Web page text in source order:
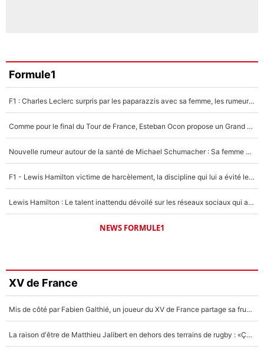
Formule1
F1 : Charles Leclerc surpris par les paparazzis avec sa femme, les rumeurs étaient vraies !
Comme pour le final du Tour de France, Esteban Ocon propose un Grand Prix de Formule 1 à Paris : «Autour de l’Arc de Triomphe, ce serait génial» !
Nouvelle rumeur autour de la santé de Michael Schumacher : Sa femme Corinna sort du silence
F1 - Lewis Hamilton victime de harcèlement, la discipline qui lui a évité le pire : «J'aurais probablement mal tourné»
Lewis Hamilton : Le talent inattendu dévoilé sur les réseaux sociaux qui a impressionné Kim Kardashian pendant leurs vacances en amoureux !
NEWS FORMULE1
XV de France
Mis de côté par Fabien Galthié, un joueur du XV de France partage sa frustration : «ils ne me l’ont pas dit tout de suite»
La raison d'être de Matthieu Jalibert en dehors des terrains de rugby : «Ça m'atteint autant que si tu touches à un membre de ma famille»